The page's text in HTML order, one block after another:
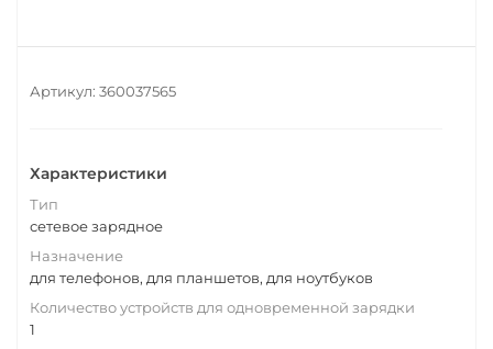
Артикул: 360037565
Характеристики
Тип
сетевое зарядное
Назначение
для телефонов, для планшетов, для ноутбуков
Количество устройств для одновременной зарядки
1